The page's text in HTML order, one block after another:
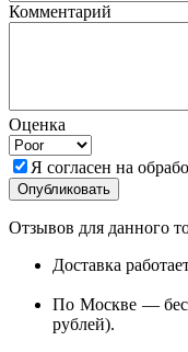
Комментарий
Оценка
Я согласен на
Отзывов для данного
Доставка
По Москве —
рублей).